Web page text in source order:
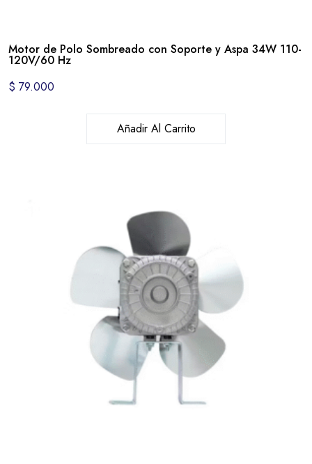
Motor de Polo Sombreado con Soporte y Aspa 34W 110-
120V/60 Hz
$ 79.000
Añadir Al Carrito